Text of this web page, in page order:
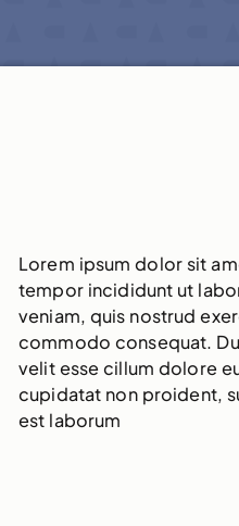
Lorem ipsum dolor sit
tempor incididunt ut
veniam, quis nostrud
commodo consequat.
velit esse cillum dolore
cupidatat non proident,
est laborum